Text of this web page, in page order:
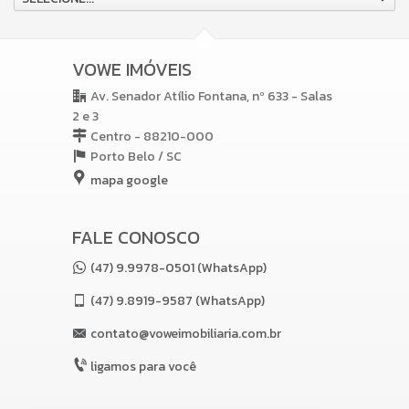
VOWE IMÓVEIS
Av. Senador Atílio Fontana, nº 633 - Salas
2 e 3
Centro - 88210-000
Porto Belo /SC
mapa google
FALE CONOSCO
(47) 9.9978-0501 (WhatsApp)
(47)9.8919-9587 (WhatsApp)
contato@voweimobiliaria.com.br
ligamos para você